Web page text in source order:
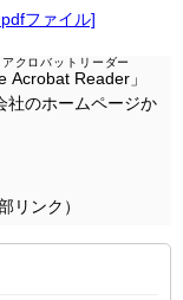
ファイル]
Acrobat Reader
クロバットリーダー
」
社のホームページか
リンク）